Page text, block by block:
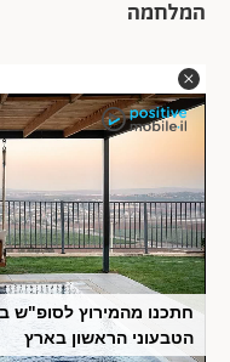
המלחמה
חתכנו מהמירוץ לסופ"ש
הטבעוני הראשון בארץ